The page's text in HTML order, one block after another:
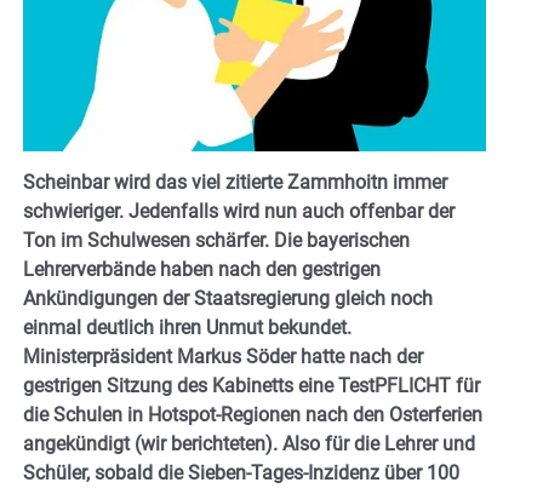
Scheinbar wird das viel zitierte Zammhoitn immer
schwieriger. Jedenfalls wird nun auch offenbar der
Ton im Schulwesen schärfer. Die bayerischen
Lehrerverbände haben nach den gestrigen
Ankündigungen der Staatsregierung gleich noch
einmal deutlich ihren Unmut bekundet.
Ministerpräsident Markus Söder hatte nach der
gestrigen Sitzung des Kabinetts eine TestPFLICHT für
die Schulen in Hotspot-Regionen nach den Osterferien
angekündigt (wir berichteten). Also für die Lehrer und
Schüler, sobald die Sieben-Tages-Inzidenz über 100